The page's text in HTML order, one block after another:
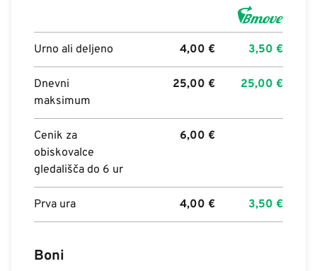
Urno ali deljeno 4,00 € 3,50 €
Dnevni
maksimum
25,00 € 25,00 €
Cenik za
obiskovalce
gledališča do 6 ur
6,00 €
Prva ura 4,00 € 3,50 €
Boni